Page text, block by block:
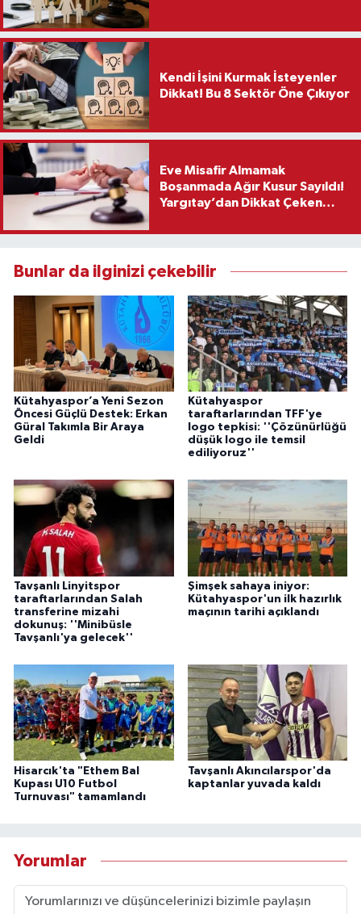
Kendi İşini Kurmak İsteyenler
Dikkat! Bu 8 Sektör Öne Çıkıyor
Eve Misafir Almamak
Boşanmada Ağır Kusur Sayıldı!
Yargıtay’dan Dikkat Çeken
Bunlar da ilginizi çekebilir
Kütahyaspor’a Yeni Sezon
Öncesi Güçlü Destek: Erkan
Güral Takımla Bir Araya
Geldi
Kütahyaspor
taraftarlarından TFF'ye
logo tepkisi: ''Çözünürlüğü
düşük logo ile temsil
ediliyoruz''
Tavşanlı Linyitspor
taraftarlarından Salah
transferine mizahi
dokunuş: ''Minibüsle
Tavşanlı'ya gelecek''
Şimşek sahaya iniyor:
Kütahyaspor'un ilk hazırlık
maçının tarihi açıklandı
Hisarcık'ta "Ethem Bal
Kupası U10 Futbol
Turnuvası" tamamlandı
Tavşanlı Akıncılarspor'da
kaptanlar yuvada kaldı
Yorumlar